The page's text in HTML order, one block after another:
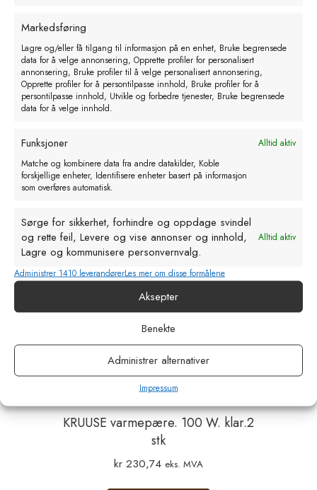
Markedsføring
Lagre og/eller få tilgang til informasjon på en enhet, Bruke begrensede
data for å velge annonsering, Opprette profiler for personalisert
annonsering, Bruke profiler til å velge personalisert annonsering,
Opprette profiler for å persontilpasse innhold, Bruke profiler for å
persontilpasse innhold, Utvikle og forbedre tjenester, Bruke begrensede
data for å velge innhold.
Funksjoner
Alltid aktiv
Matche og kombinere data fra andre datakilder, Koble
forskjellige enheter, Identifisere enheter basert på informasjon
som overføres automatisk.
Sørge for sikkerhet, forhindre og oppdage svindel
og rette feil, Levere og vise annonser og innhold,
Lagre og kommunisere personvernvalg.
Alltid aktiv
Administrer 1410 leverandørerLes mer om disse formålene
Aksepter
Benekte
Administrer alternativer
Impressum
For-øse glassfiber1 KG
Legg i handlekurv
KRUUSE varmepære. 100 W. klar.2
stk
kr 230,74 eks. MVA